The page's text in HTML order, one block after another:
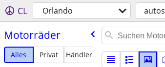
CL Orlando autos
Motorräder
Alles Privat
Händler